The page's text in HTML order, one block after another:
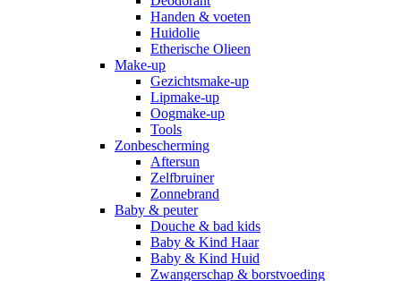
Handen & voeten
Huidolie
Etherische Olieen
Make-up
Gezichtsmake-up
Lipmake-up
Oogmake-up
Tools
Zonbescherming
Aftersun
Zelfbruiner
Zonnebrand
Baby & peuter
Douche & bad kids
Baby & Kind Haar
Baby & Kind Huid
Zwangerschap & borstvoeding